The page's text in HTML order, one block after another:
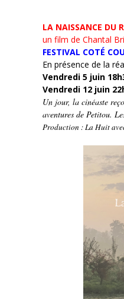
LA NAISSANCE DU
un film de Chantal
FESTIVAL COTÉ
En présence de la
Vendredi 5 juin
Vendredi 12 juin
Un jour, la cinéaste
aventures de Petitou.
Production : La Huit